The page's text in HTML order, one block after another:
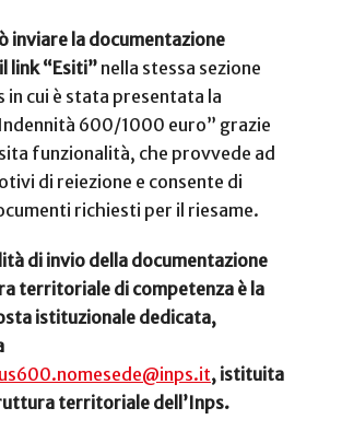
inviare la documentazione
link “Esiti” nella stessa sezione
in cui è stata presentata la
600/1000 euro” grazie
funzionalità, che provvede ad
di reiezione e consente di
richiesti per il riesame.
di invio della documentazione
territoriale di competenza è la
istituzionale dedicata,
, istituita
territoriale dell’Inps.